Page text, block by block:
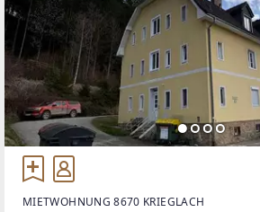
MIETWOHNUNG 8670 KRIEGLACH